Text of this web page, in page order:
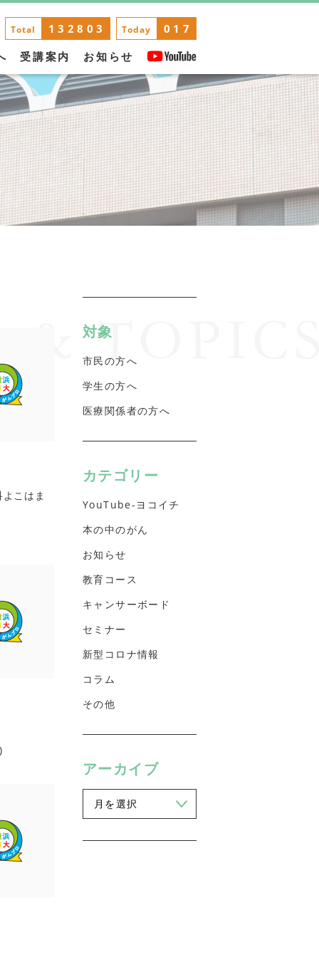
Total 132803 Today
017
受講案内 お知らせ
こはま
対象
市民の方へ
学生の方へ
医療関係者の方へ
カテゴリー
YouTube-ヨコイチ
本の中のがん
お知らせ
教育コース
キャンサーボード
セミナー
新型コロナ情報
コラム
その他
アーカイブ